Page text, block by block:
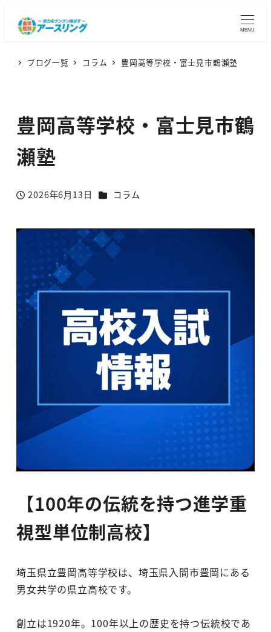
MENU
ブログ一覧 コラム 豊岡高等学校・富士見市鶴瀬塾
豊岡高等学校・富士見市鶴
瀬塾
投稿日
2026年6月13日 カテゴリー
コラム
【100年の伝統を持つ進学重
視型単位制高校】
埼玉県立豊岡高等学校は、埼玉県入間市豊岡にある
男女共学の県立高校です。
創立は1920年。100年以上の歴史を持つ伝統校であ